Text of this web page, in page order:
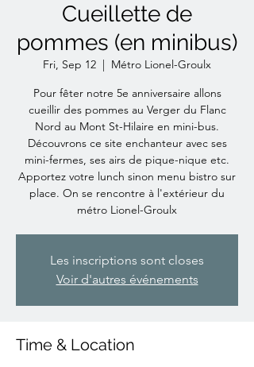
Cueillette de
pommes (en minibus)
Fri, Sep 12
  |
Métro Lionel-Groulx
Pour fêter notre 5e anniversaire allons
cueillir des pommes au Verger du Flanc
Nord au Mont St-Hilaire en mini-bus.
Découvrons ce site enchanteur avec ses
mini-fermes, ses airs de pique-nique etc.
Apportez votre lunch sinon menu bistro sur
place. On se rencontre à l'extérieur du
métro Lionel-Groulx
Les inscriptions sont closes
Voir d'autres événements
Time & Location